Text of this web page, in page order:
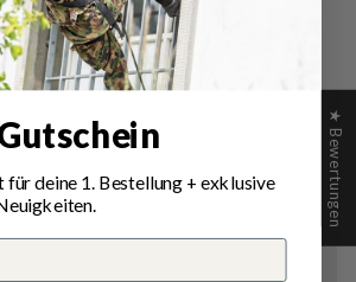
★ Bewertungen
deine 1. Bestellung+ exklusive